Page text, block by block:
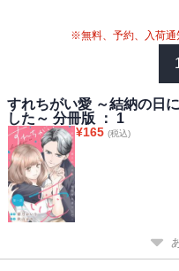
※無料、予約、入荷通
すれちがい愛 ～結納の日
した～ 分冊版 ： 1
¥165 (税込)